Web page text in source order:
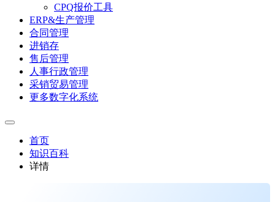
CPQ报价工具
ERP&生产管理
合同管理
进销存
售后管理
人事行政管理
采销贸易管理
更多数字化系统
首页
知识百科
详情